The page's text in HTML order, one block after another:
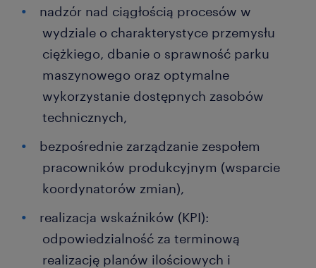
nadzór nad ciągłością procesów w
wydziale o charakterystyce przemysłu
ciężkiego, dbanie o sprawność parku
maszynowego oraz optymalne
wykorzystanie dostępnych zasobów
technicznych,
bezpośrednie zarządzanie zespołem
pracowników produkcyjnym (wsparcie
koordynatorów zmian),
realizacja wskaźników (KPI):
odpowiedzialność za terminową
realizację planów ilościowych i